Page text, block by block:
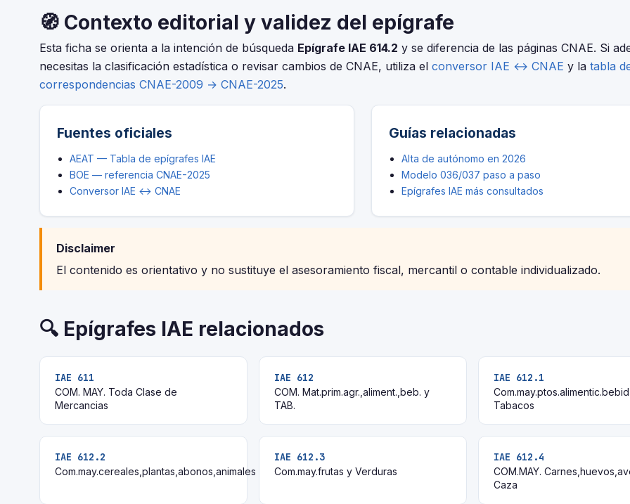
🧭 Contexto editorial y validez del epígrafe
Esta ficha se orienta a la intención de búsqueda Epígrafe IAE 614.2 y se diferencia de las páginas CNAE. Si
necesitas la clasificación estadística o revisar cambios de CNAE, utiliza el conversor IAE ↔ CNAE y la tabla
correspondencias CNAE-2009 → CNAE-2025.
Fuentes oficiales
AEAT — Tabla de epígrafes IAE
BOE — referencia CNAE-2025
Conversor IAE ↔ CNAE
Guías relacionadas
Alta de autónomo en 2026
Modelo 036/037 paso a paso
Epígrafes IAE más consultados
Disclaimer
El contenido es orientativo y no sustituye el asesoramiento fiscal, mercantil o contable individualizado.
🔍 Epígrafes IAE relacionados
IAE 611
COM. MAY. Toda Clase de
Mercancias
IAE 612
COM. Mat.prim.agr.,aliment.,beb. y
TAB.
IAE 612.1
Tabacos
IAE 612.2
Com.may.cereales,plantas,abonos,animales
IAE 612.3
Com.may.frutas y Verduras
IAE 612.4
COM.MAY.
Caza